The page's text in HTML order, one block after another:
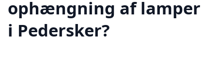
ophængning af lamper
i Pedersker?